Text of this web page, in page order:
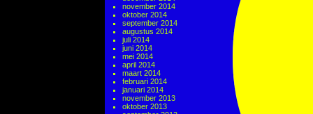
november 2014
oktober 2014
september 2014
augustus 2014
juli 2014
juni 2014
mei 2014
april 2014
maart 2014
februari 2014
januari 2014
november 2013
oktober 2013